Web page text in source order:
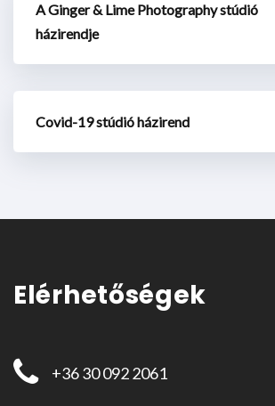
A Ginger & Lime Photography stúdió
házirendje
Covid-19 stúdió házirend
Elérhetőségek
+36 30 092 2061